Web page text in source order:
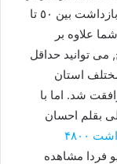
تظاهرات زاهدان را نمی توانم تائید کنم. اما بازداشت بین ٥٠ تا
علاوه بر
می توانید حداقل
شهرهای مختلف استان
شد. اما با
بقلم احسان
برآورد رادیو فردا؛ بازداشت ۴۸۰۰
فردا مشاهده